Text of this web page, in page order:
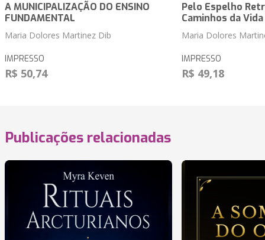
A MUNICIPALIZAÇÃO DO ENSINO
FUNDAMENTAL
Maria Dolores Martinez Dib
IMPRESSO
R$ 50,74
Pelo Espelho
Caminhos da Vida
Maria Dolores
IMPRESSO
R$ 49,18
Publicações relacionadas